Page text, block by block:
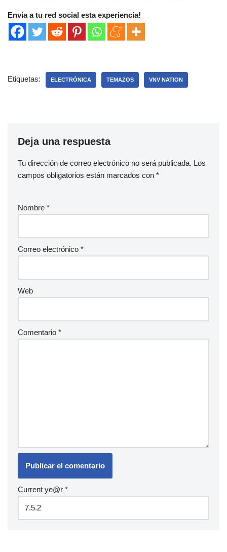
Envía a tu red social esta experiencia!
Etiquetas: ELECTRÓNICA TEMAZOS VNV NATION
Deja una respuesta
Tu dirección de correo electrónico no será publicada. Los
campos obligatorios están marcados con *
Nombre *
Correo electrónico *
Web
Comentario *
Current ye@r *